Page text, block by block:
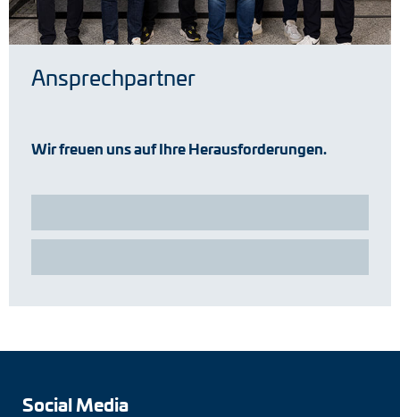
Ansprechpartner
Wir freuen uns auf Ihre Herausforderungen.
Social Media